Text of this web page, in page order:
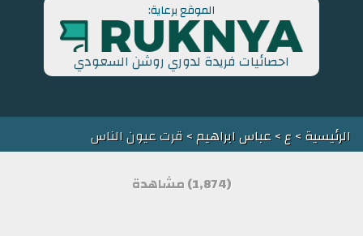
الموقع برعاية:
احصائيات فريدة لدوري روشن السعودي
الرئيسية>ع>عباس ابراهيم> قرت عيون الناس
(1,874) مشاهدة